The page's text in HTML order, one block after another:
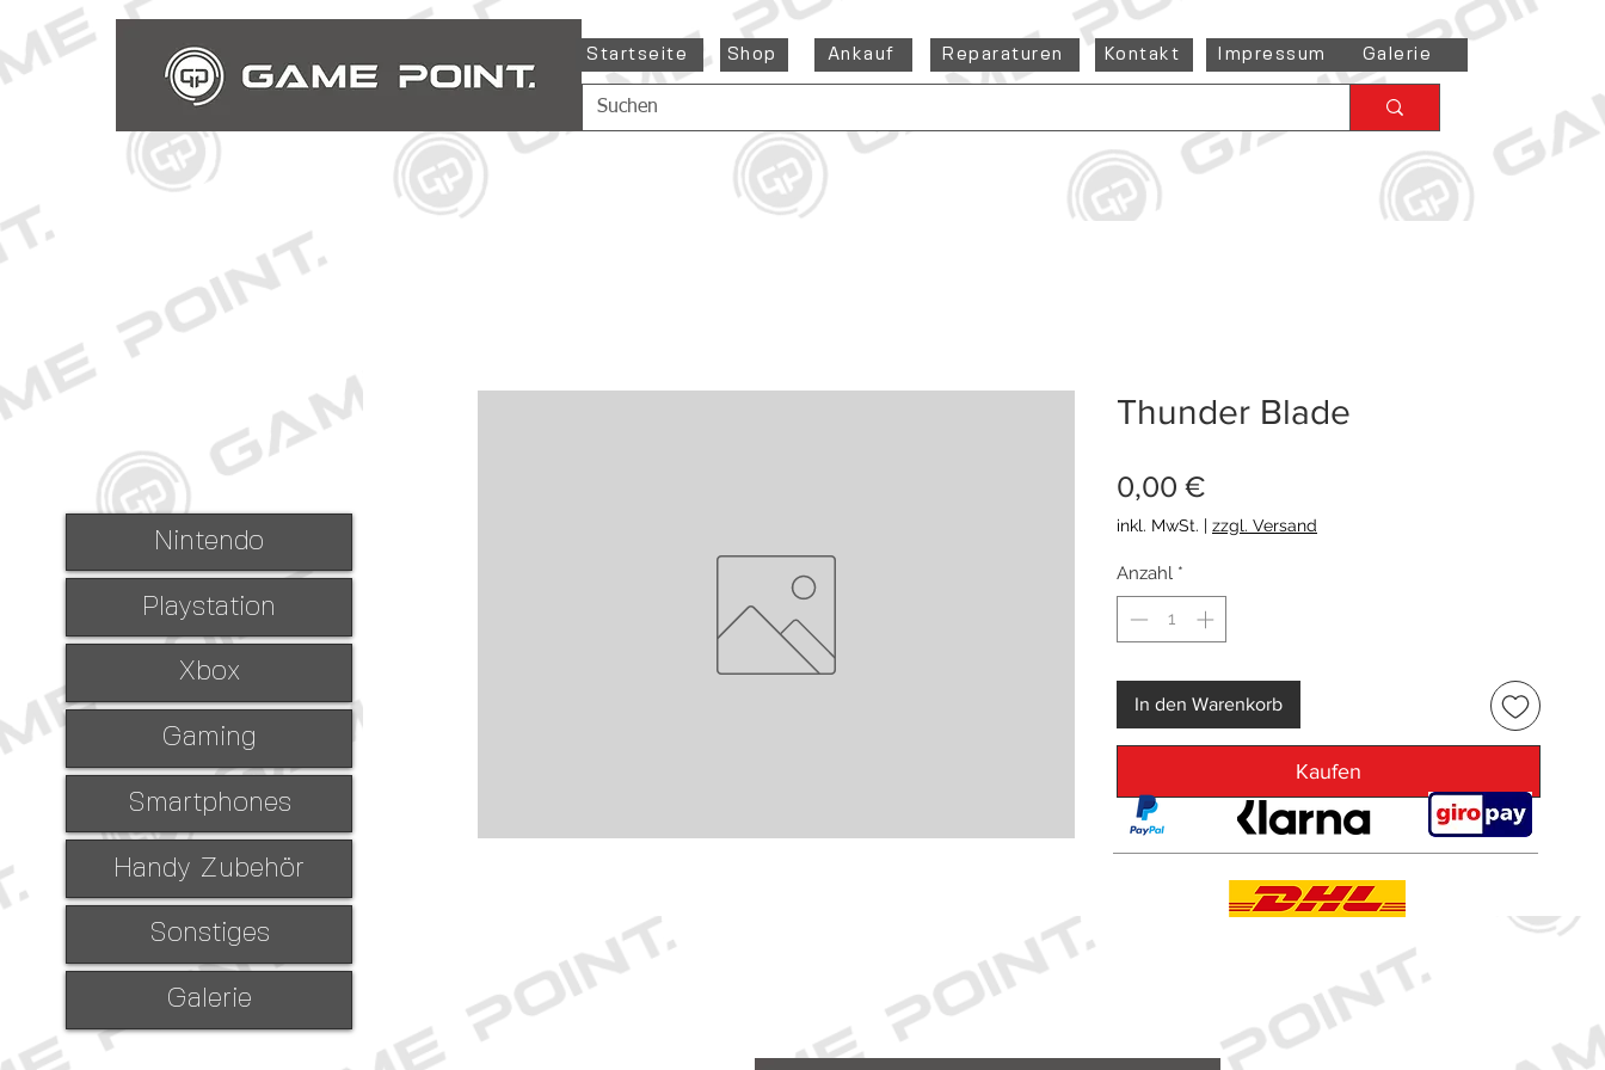
Startseite Shop Ankauf Reparaturen Kontakt Impressum Galerie
Nintendo
Playstation
Xbox
Gaming
Smartphones
Handy Zubehör
Sonstiges
Galerie
Thunder Blade
0,00 €Preis
inkl. MwSt. | zzgl. Versand
Anzahl *
In den Warenkorb
Kaufen